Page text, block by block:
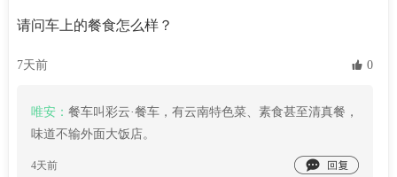
请问车上的餐食怎么样？
7天前  0
唯安： 餐车叫彩云·餐车，有云南特色菜、素食甚至清真餐，
味道不输外面大饭店。
4天前 